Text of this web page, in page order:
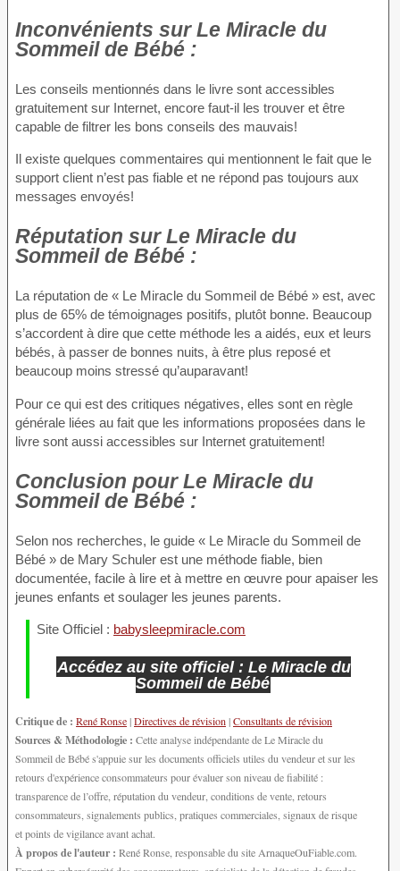
Inconvénients sur Le Miracle du
Sommeil de Bébé :
Les conseils mentionnés dans le livre sont accessibles
gratuitement sur Internet, encore faut-il les trouver et être
capable de filtrer les bons conseils des mauvais!
Il existe quelques commentaires qui mentionnent le fait que le
support client n’est pas fiable et ne répond pas toujours aux
messages envoyés!
Réputation sur Le Miracle du
Sommeil de Bébé :
La réputation de « Le Miracle du Sommeil de Bébé » est, avec
plus de 65% de témoignages positifs, plutôt bonne. Beaucoup
s’accordent à dire que cette méthode les a aidés, eux et leurs
bébés, à passer de bonnes nuits, à être plus reposé et
beaucoup moins stressé qu’auparavant!
Pour ce qui est des critiques négatives, elles sont en règle
générale liées au fait que les informations proposées dans le
livre sont aussi accessibles sur Internet gratuitement!
Conclusion pour Le Miracle du
Sommeil de Bébé :
Selon nos recherches, le guide « Le Miracle du Sommeil de
Bébé » de Mary Schuler est une méthode fiable, bien
documentée, facile à lire et à mettre en œuvre pour apaiser les
jeunes enfants et soulager les jeunes parents.
Site Officiel : babysleepmiracle.com
Accédez au site officiel : Le Miracle du
Sommeil de Bébé
Critique de : René Ronse|Directives de révision|Consultants de révision
Sources & Méthodologie : Cette analyse indépendante de Le Miracle du
Sommeil de Bébé s'appuie sur les documents officiels utiles du vendeur et sur les
retours d'expérience consommateurs pour évaluer son niveau de fiabilité :
transparence de l’offre, réputation du vendeur, conditions de vente, retours
consommateurs, signalements publics, pratiques commerciales, signaux de risque
et points de vigilance avant achat.
À propos de l'auteur : René Ronse, responsable du site ArnaqueOuFiable.com.